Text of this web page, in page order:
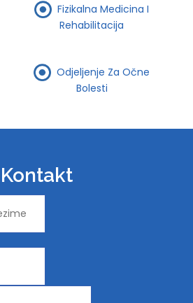
Fizikalna Medicina I
Rehabilitacija
Odjeljenje Za Očne
Bolesti
Kontakt